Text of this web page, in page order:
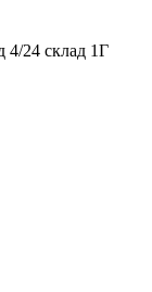
4/24 склад 1Г